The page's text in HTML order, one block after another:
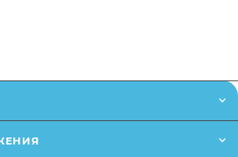
не снимая бюстгальтера.